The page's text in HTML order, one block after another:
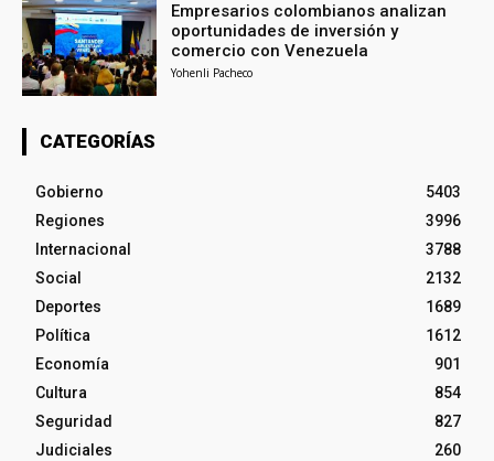
Empresarios colombianos analizan
oportunidades de inversión y
comercio con Venezuela
Yohenli Pacheco
CATEGORÍAS
Gobierno
5403
Regiones
3996
Internacional
3788
Social
2132
Deportes
1689
Política
1612
Economía
901
Cultura
854
Seguridad
827
Judiciales
260